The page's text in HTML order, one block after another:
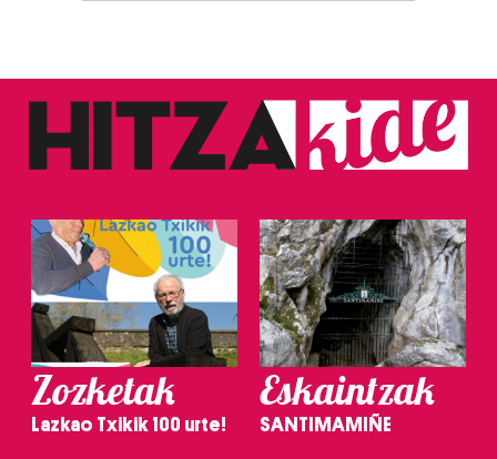
Zozketak
Lazkao Txikik 100 urte!
Eskaintzak
SANTIMAMIÑE